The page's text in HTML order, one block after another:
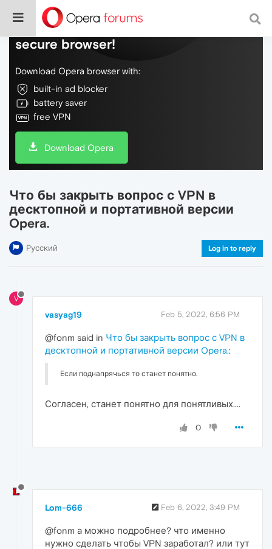
Do more on the web, with a fast and
secure browser!
Download Opera browser with:
built-in ad blocker
battery saver
free VPN
Download Opera
Что бы закрыть вопрос с VPN в
десктопной и портативной версии
Opera.
Русский Log in to reply
V
vasyag19 Feb 5, 2022, 6:56 PM
@fonm said in Что бы закрыть вопрос с VPN в
десктопной и портативной версии Opera.:
Если поднапрячься то станет понятно.
Согласен, станет понятно для понятливых....
0
Lom-666 Feb 6, 2022, 3:49 PM
@fonm а можно подробнее? что именно
нужно сделать чтобы VPN заработал? или тут